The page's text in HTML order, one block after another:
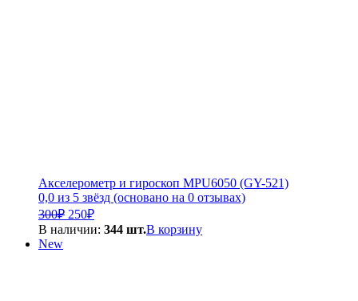
Акселерометр и гироскоп MPU6050 (GY-521)
0,0 из 5 звёзд (основано на 0 отзывах)
300₽ Первоначальная
цена
250₽Текущая
цена:
В наличии: 344 шт.В корзину
New